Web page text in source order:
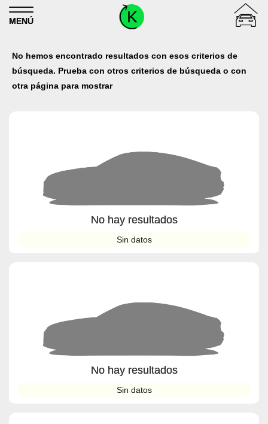
Skip to content
MENÚ
No hemos encontrado resultados con esos criterios de
búsqueda. Prueba con otros criterios de búsqueda o con
otra página para mostrar
No hay resultados
Sin datos
No hay resultados
Sin datos